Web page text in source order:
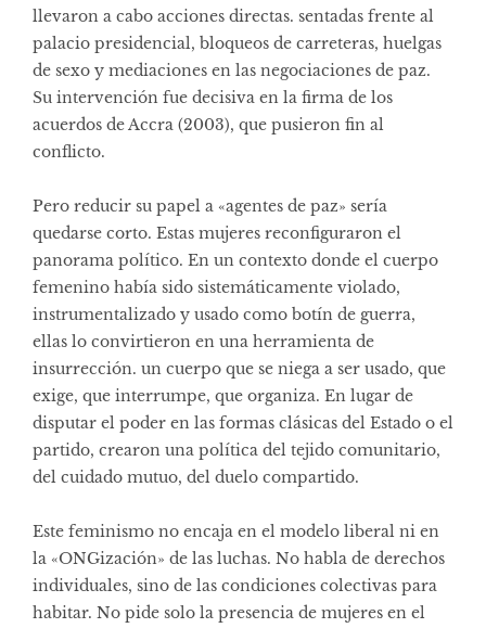
llevaron a cabo acciones directas. sentadas frente al
palacio presidencial, bloqueos de carreteras, huelgas
de sexo y mediaciones en las negociaciones de paz.
Su intervención fue decisiva en la firma de los
acuerdos de Accra (2003), que pusieron fin al
conflicto.
Pero reducir su papel a «agentes de paz» sería
quedarse corto. Estas mujeres reconfiguraron el
panorama político. En un contexto donde el cuerpo
femenino había sido sistemáticamente violado,
instrumentalizado y usado como botín de guerra,
ellas lo convirtieron en una herramienta de
insurrección. un cuerpo que se niega a ser usado, que
exige, que interrumpe, que organiza. En lugar de
disputar el poder en las formas clásicas del Estado o el
partido, crearon una política del tejido comunitario,
del cuidado mutuo, del duelo compartido.
Este feminismo no encaja en el modelo liberal ni en
la «ONGización» de las luchas. No habla de derechos
individuales, sino de las condiciones colectivas para
habitar. No pide solo la presencia de mujeres en el